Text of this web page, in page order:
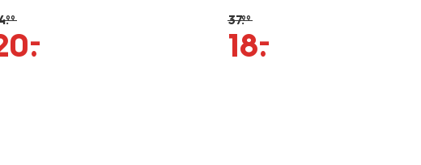
.99
.
–
37.99
18.
–